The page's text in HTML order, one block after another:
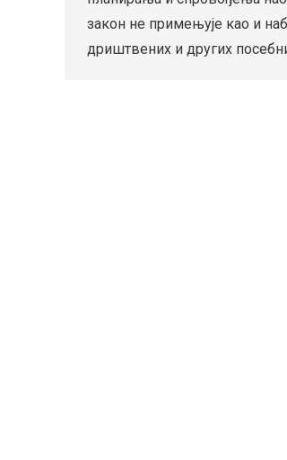
закон не примењује као и
дриштвених и других